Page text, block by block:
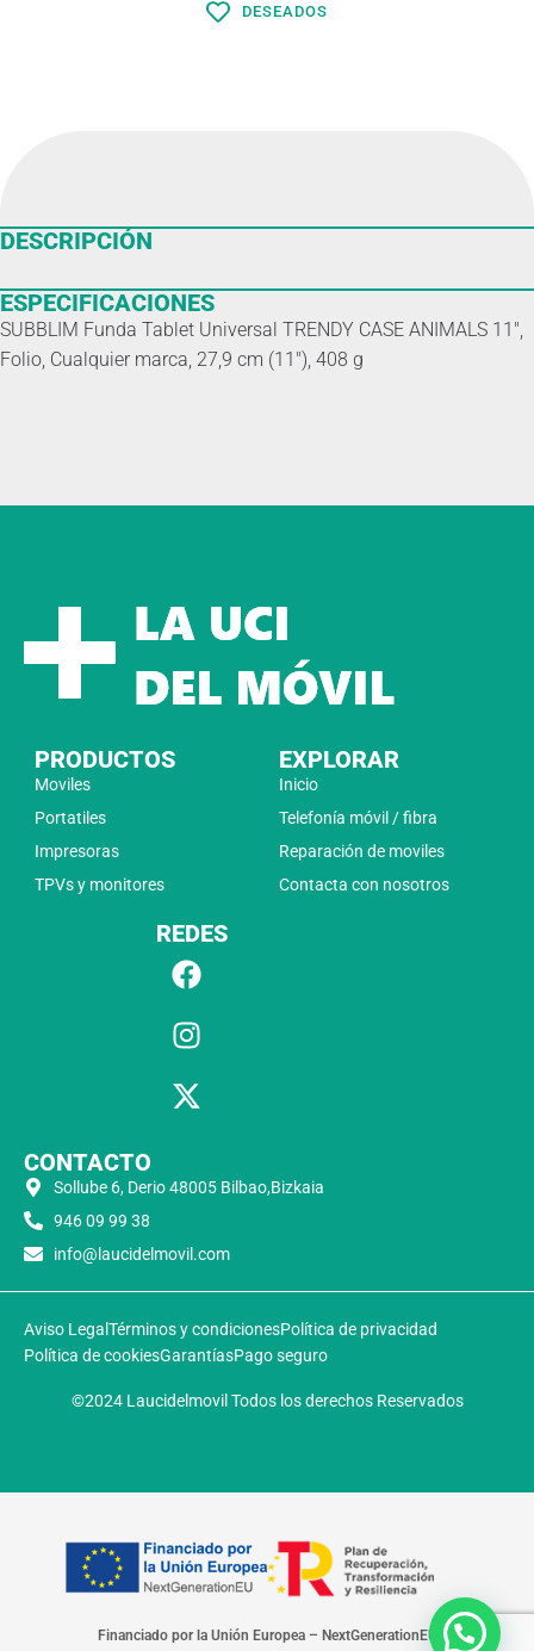
DESEADOS
DESCRIPCIÓN
ESPECIFICACIONES
SUBBLIM Funda Tablet Universal TRENDY CASE ANIMALS 11″,
Folio, Cualquier marca, 27,9 cm (11″), 408 g
PRODUCTOS
Moviles
Portatiles
Impresoras
TPVs y monitores
EXPLORAR
Inicio
Telefonía móvil / fibra
Reparación de moviles
Contacta con nosotros
REDES
CONTACTO
Sollube 6, Derio 48005 Bilbao,Bizkaia
946 09 99 38
info@laucidelmovil.com
Aviso Legal Términos y condicionesPolítica de privacidad
Política de cookiesGarantíasPago seguro
©2024 Laucidelmovil Todos los derechos Reservados
Financiado por la Unión Europea – NextGenerationEU​